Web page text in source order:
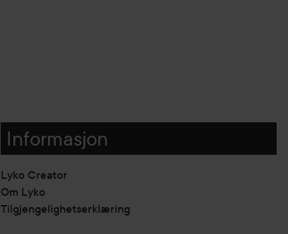
Informasjon
Lyko Creator
Om Lyko
Tilgjengelighetserklæring